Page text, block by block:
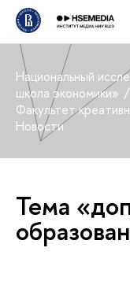
Национальный
школа экономики»
Факультет
Новости
Тема